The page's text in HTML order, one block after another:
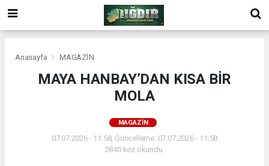
Anasayfa MAGAZİN
MAYA HANBAY’DAN KISA BİR
MOLA
MAGAZİN
07.07.2026 - 11:58, Güncelleme: 07.07.2026 - 11:58
2840 kez okundu.